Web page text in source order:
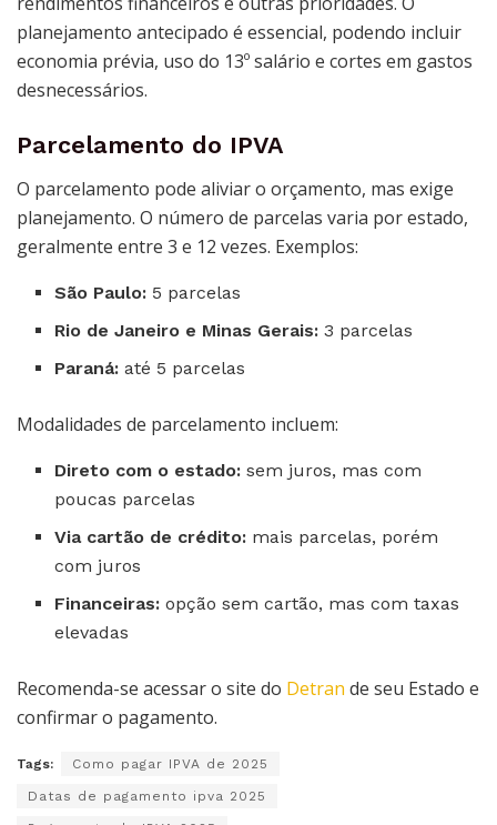
planejamento antecipado é essencial, podendo incluir
economia prévia, uso do 13º salário e cortes em gastos
desnecessários.
Parcelamento do IPVA
O parcelamento pode aliviar o orçamento, mas exige
planejamento. O número de parcelas varia por estado,
geralmente entre 3 e 12 vezes. Exemplos:
São Paulo: 5 parcelas
Rio de Janeiro e Minas Gerais: 3 parcelas
Paraná: até 5 parcelas
Modalidades de parcelamento incluem:
Direto com o estado: sem juros, mas com
poucas parcelas
Via cartão de crédito: mais parcelas, porém
com juros
Financeiras: opção sem cartão, mas com taxas
elevadas
Recomenda-se acessar o site do Detran de seu Estado e
confirmar o pagamento.
Tags: Como pagar IPVA de 2025
Datas de pagamento ipva 2025